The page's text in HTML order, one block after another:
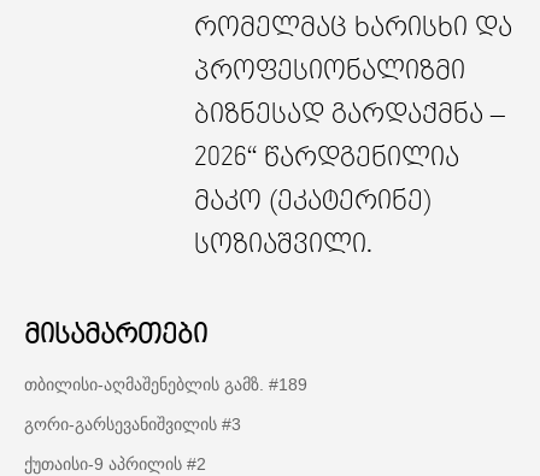
რომელმაც ხარისხი და
პროფესიონალიზმი
ბიზნესად გარდაქმნა –
2026“ წარდგენილია
მაკო (ეკატერინე)
სოზიაშვილი.
მისამართები
თბილისი-აღმაშენებლის გამზ. #189
გორი-გარსევანიშვილის #3
ქუთაისი-9 აპრილის #2